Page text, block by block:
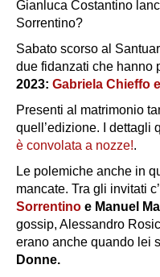
Gianluca Costantino
Sorrentino?
Sabato scorso al
due fidanzati che hanno
2023: Gabriela Chieffo
Presenti al matrimonio
quell’edizione. I dettagli
è convolata a nozze!.
Le polemiche anche in
mancate. Tra gli invitati
Sorrentino e Manuel
gossip, Alessandro
erano anche quando lei
Donne.